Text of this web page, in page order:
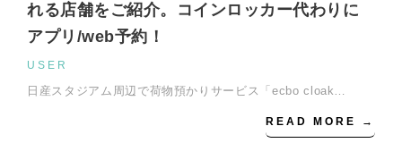
れる店舗をご紹介。コインロッカー代わりに
アプリ/web予約！
USER
日産スタジアム周辺で荷物預かりサービス「ecbo cloak…
READ MORE →